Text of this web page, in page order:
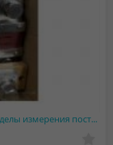
Шунты ША-540 и ША-440: расширьте пределы измерения постоянного тока